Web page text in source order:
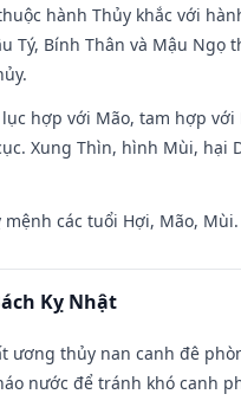
hành Thủy khắc với
Tý, Bính Thân và Mậu Ngọ
hợp với Mão, tam hợp với
Xung Thìn, hình Mùi, hại
mệnh các tuổi Hợi, Mão, Mùi.
Kỵ Nhật
ương thủy nan canh đê
nước để tránh khó canh